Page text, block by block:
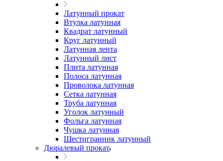
Латунный прокат
Втулка латунная
Квадрат латунный
Круг латунный
Латунная лента
Латунный лист
Плита латунная
Полоса латунная
Проволока латунная
Сетка латунная
Труба латунная
Уголок латунный
Фольга латунная
Чушка латунная
Шестигранник латунный
Дюралевый прокат